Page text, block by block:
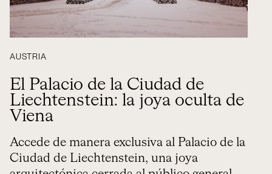
AUSTRIA
El Palacio de la Ciudad de
Liechtenstein: la joya oculta de
Viena
Accede de manera exclusiva al Palacio de la
Ciudad de Liechtenstein, una joya